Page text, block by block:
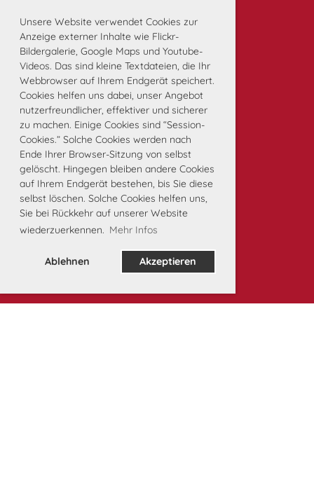
Unsere Website verwendet Cookies zur
Anzeige externer Inhalte wie Flickr-
Bildergalerie, Google Maps und Youtube-
Videos. Das sind kleine Textdateien, die Ihr
Webbrowser auf Ihrem Endgerät speichert.
Cookies helfen uns dabei, unser Angebot
nutzerfreundlicher, effektiver und sicherer
zu machen. Einige Cookies sind “Session-
Cookies.” Solche Cookies werden nach
Ende Ihrer Browser-Sitzung von selbst
gelöscht. Hingegen bleiben andere Cookies
auf Ihrem Endgerät bestehen, bis Sie diese
selbst löschen. Solche Cookies helfen uns,
Sie bei Rückkehr auf unserer Website
wiederzuerkennen. Mehr Infos
Ablehnen Akzeptieren